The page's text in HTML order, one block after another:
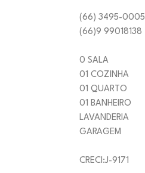
(66) 3495-0005
(66)9 99018138
0 SALA
01 COZINHA
01 QUARTO
01 BANHEIRO
LAVANDERIA
GARAGEM
CRECI:J-9171